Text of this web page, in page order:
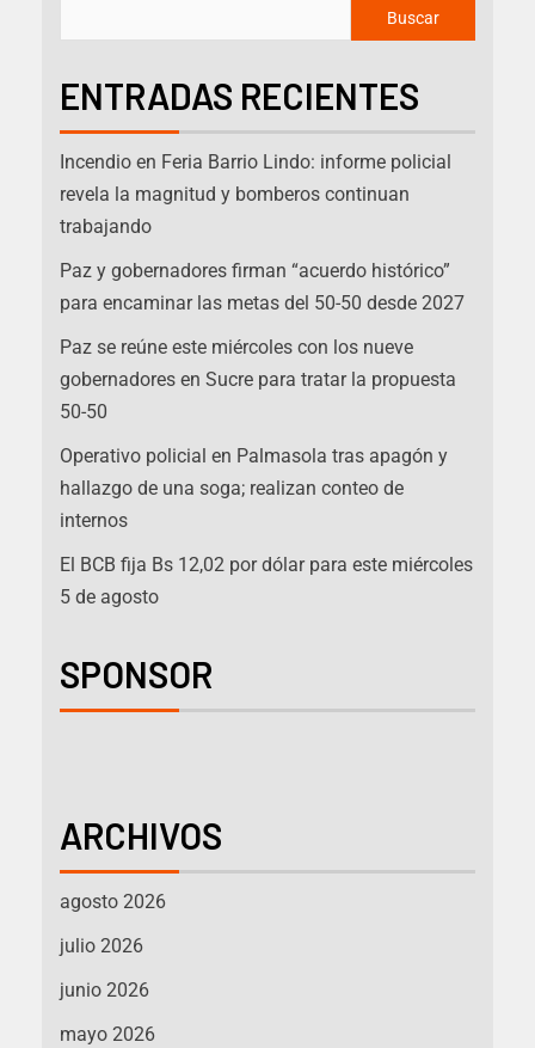
Buscar
ENTRADAS RECIENTES
Incendio en Feria Barrio Lindo: informe policial
revela la magnitud y bomberos continuan
trabajando
Paz y gobernadores firman “acuerdo histórico”
para encaminar las metas del 50-50 desde 2027
Paz se reúne este miércoles con los nueve
gobernadores en Sucre para tratar la propuesta
50-50
Operativo policial en Palmasola tras apagón y
hallazgo de una soga; realizan conteo de
internos
El BCB fija Bs 12,02 por dólar para este miércoles
5 de agosto
SPONSOR
ARCHIVOS
agosto 2026
julio 2026
junio 2026
mayo 2026